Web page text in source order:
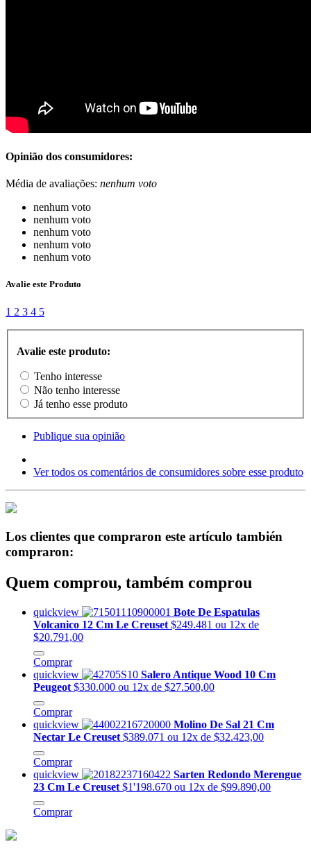
Opinião dos consumidores:
Média de avaliações: nenhum voto
nenhum voto
nenhum voto
nenhum voto
nenhum voto
nenhum voto
Avalie este Produto
1 2 3 4 5
Avalie este produto:
Tenho interesse
Não tenho interesse
Já tenho esse produto
Publique sua opinião
Ver todos os comentários de consumidores sobre esse produto
Los clientes que compraron este artículo también
compraron:
Quem comprou, também comprou
quickview
Bote De Espatulas
Volcanico 12 Cm Le Creuset $249.481 ou 12x de
$20.791,00
Comprar
quickview
Salero Antique Wood 10 Cm
Peugeot $330.000 ou 12x de $27.500,00
Comprar
quickview
Molino De Sal 21 Cm
Nectar Le Creuset $389.071 ou 12x de $32.423,00
Comprar
quickview
Sarten Redondo Merengue
23 Cm Le Creuset $1'198.670 ou 12x de $99.890,00
Comprar